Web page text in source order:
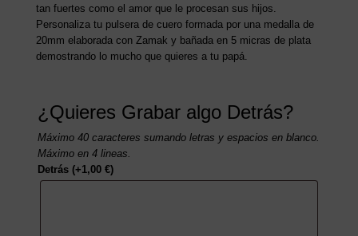
tan fuertes como el amor que le procesan sus hijos.
Personaliza tu pulsera de cuero formada por una medalla de
20mm elaborada con Zamak y bañada en 5 micras de plata
demostrando lo mucho que quieres a tu papá.
¿Quieres Grabar algo Detrás?
Máximo 40 caracteres sumando letras y espacios en blanco.
Máximo en 4 lineas.
Detrás (+1,00 €)